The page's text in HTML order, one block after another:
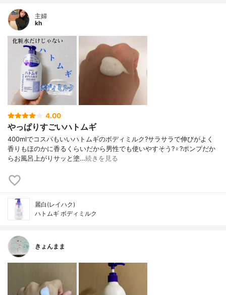
主婦
kh
4.00
やっぱりすごいハトムギ
400mlでコスパもいいハトムギのボディミルク?サラサラで伸びがよく
香りもほのかに香るくらいだから男性でも使いやすそう?‍♀️?ポンプだか
らお風呂上がりサッと塗…続きを見る
麗白(レイハク)
ハトムギ ボディミルク
きょんまま